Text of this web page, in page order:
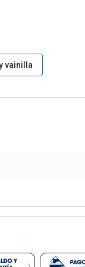
vainilla